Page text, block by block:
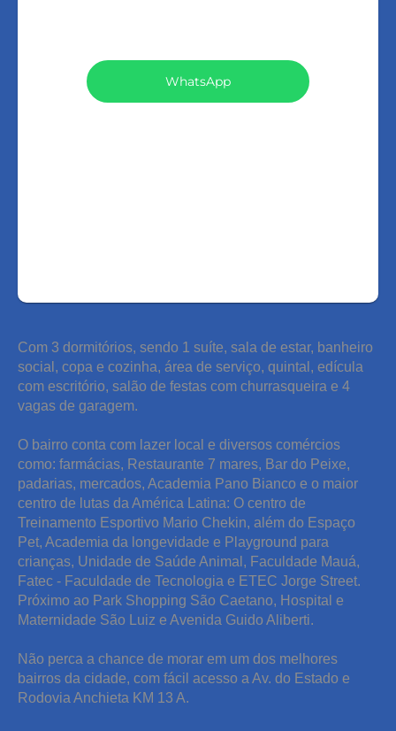
WhatsApp
Com 3 dormitórios, sendo 1 suíte, sala de estar, banheiro
social, copa e cozinha, área de serviço, quintal, edícula
com escritório, salão de festas com churrasqueira e 4
vagas de garagem.
O bairro conta com lazer local e diversos comércios
como: farmácias, Restaurante 7 mares, Bar do Peixe,
padarias, mercados, Academia Pano Bianco e o maior
centro de lutas da América Latina: O centro de
Treinamento Esportivo Mario Chekin, além do Espaço
Pet, Academia da longevidade e Playground para
crianças, Unidade de Saúde Animal, Faculdade Mauá,
Fatec - Faculdade de Tecnologia e ETEC Jorge Street.
Próximo ao Park Shopping São Caetano, Hospital e
Maternidade São Luiz e Avenida Guido Aliberti.
Não perca a chance de morar em um dos melhores
bairros da cidade, com fácil acesso a Av. do Estado e
Rodovia Anchieta KM 13 A.